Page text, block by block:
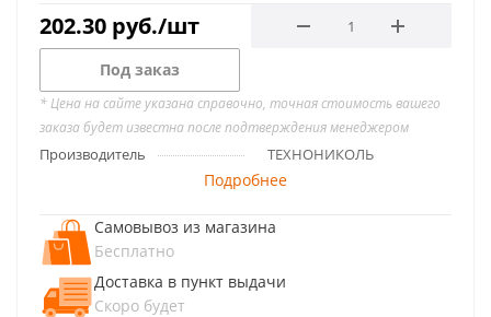
202.30 руб./шт
Под заказ
* Цена на сайте указана справочно, точная стоимость вашего
заказа будет известна после подтверждения менеджером
Производитель ТЕХНОНИКОЛЬ
Подробнее
Самовывоз из магазина
Бесплатно
Доставка в пункт выдачи
Скоро будет